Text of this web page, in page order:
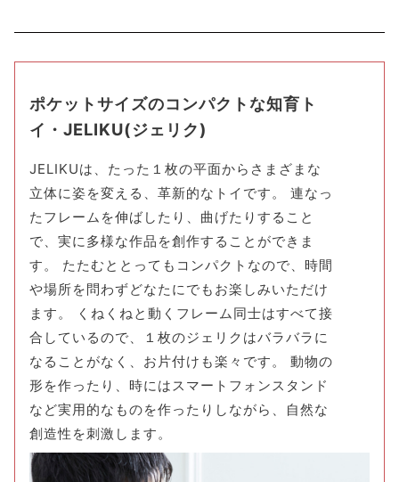
ポケットサイズのコンパクトな知育ト
イ・JELIKU(ジェリク)
JELIKUは、たった１枚の平面からさまざまな
立体に姿を変える、革新的なトイです。 連なっ
たフレームを伸ばしたり、曲げたりすること
で、実に多様な作品を創作することができま
す。 たたむととってもコンパクトなので、時間
や場所を問わずどなたにでもお楽しみいただけ
ます。 くねくねと動くフレーム同士はすべて接
合しているので、１枚のジェリクはバラバラに
なることがなく、お片付けも楽々です。 動物の
形を作ったり、時にはスマートフォンスタンド
など実用的なものを作ったりしながら、自然な
創造性を刺激します。